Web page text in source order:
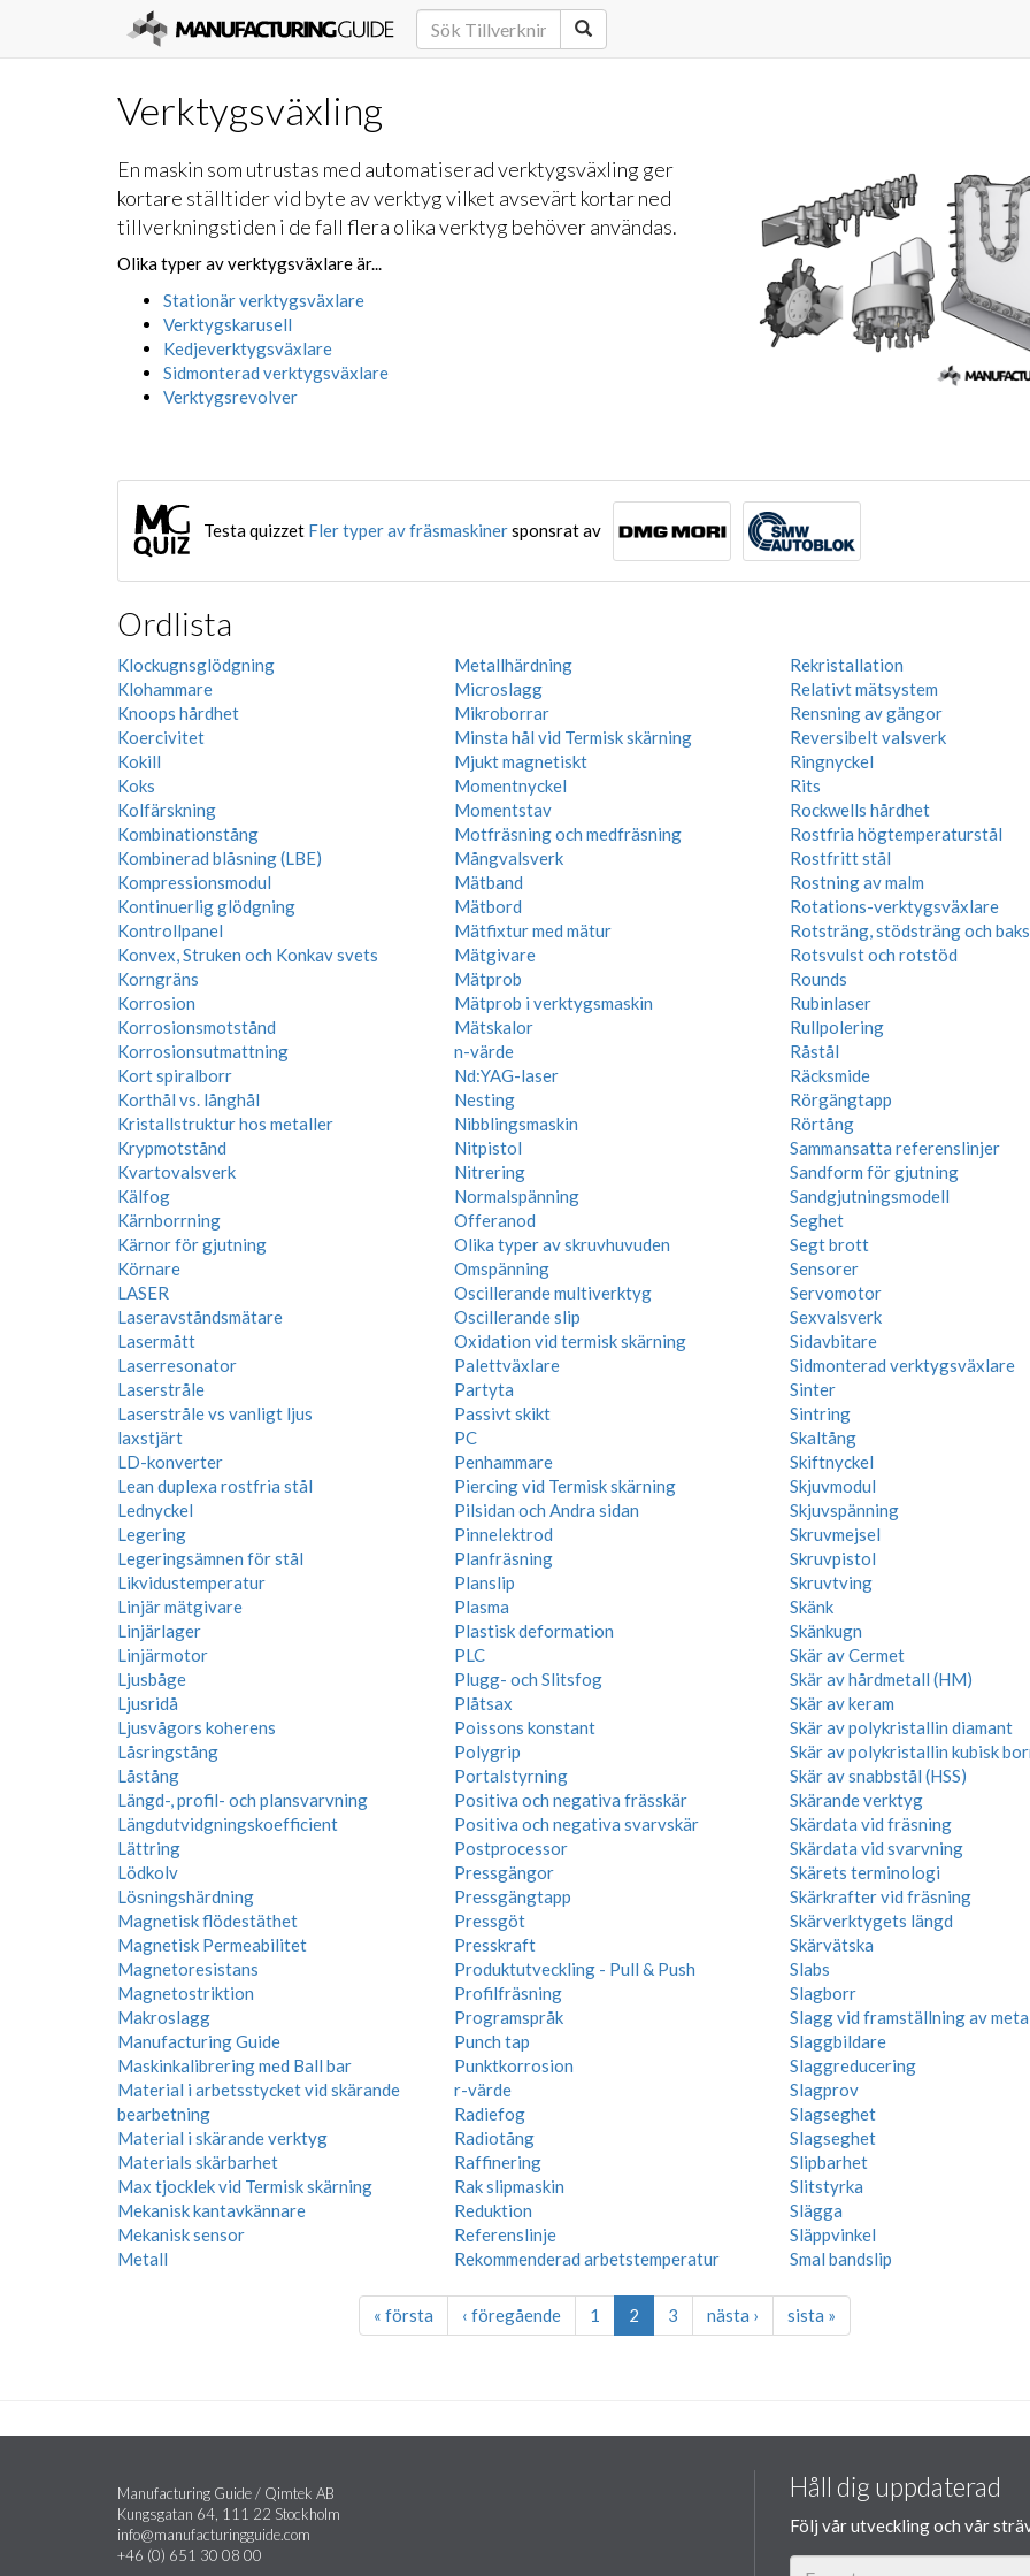
Verktygsväxling
En maskin som utrustas med automatiserad verktygsväxling ger
kortare ställtider vid byte av verktyg vilket avsevärt kortar ned
tillverkningstiden i de fall flera olika verktyg behöver användas.
Olika typer av verktygsväxlare är...
Stationär verktygsväxlare
Verktygskarusell
Kedjeverktygsväxlare
Sidmonterad verktygsväxlare
Verktygsrevolver
Testa quizzet Fler typer av fräsmaskinersponsrat av
Ordlista
Klockugnsglödgning
Klohammare
Knoops hårdhet
Koercivitet
Kokill
Koks
Kolfärskning
Kombinationstång
Kombinerad blåsning (LBE)
Kompressionsmodul
Kontinuerlig glödgning
Kontrollpanel
Konvex, Struken och Konkav svets
Korngräns
Korrosion
Korrosionsmotstånd
Korrosionsutmattning
Kort spiralborr
Korthål vs. långhål
Kristallstruktur hos metaller
Krypmotstånd
Kvartovalsverk
Kälfog
Kärnborrning
Kärnor för gjutning
Körnare
LASER
Laseravståndsmätare
Lasermått
Laserresonator
Laserstråle
Laserstråle vs vanligt ljus
laxstjärt
LD-konverter
Lean duplexa rostfria stål
Lednyckel
Legering
Legeringsämnen för stål
Likvidustemperatur
Linjär mätgivare
Linjärlager
Linjärmotor
Ljusbåge
Ljusridå
Ljusvågors koherens
Låsringstång
Låstång
Längd-, profil- och plansvarvning
Längdutvidgningskoefficient
Lättring
Lödkolv
Lösningshärdning
Magnetisk flödestäthet
Magnetisk Permeabilitet
Magnetoresistans
Magnetostriktion
Makroslagg
Manufacturing Guide
Maskinkalibrering med Ball bar
Material i arbetsstycket vid skärande
bearbetning
Material i skärande verktyg
Materials skärbarhet
Max tjocklek vid Termisk skärning
Mekanisk kantavkännare
Mekanisk sensor
Metall
Metallhärdning
Microslagg
Mikroborrar
Minsta hål vid Termisk skärning
Mjukt magnetiskt
Momentnyckel
Momentstav
Motfräsning och medfräsning
Mångvalsverk
Mätband
Mätbord
Mätfixtur med mätur
Mätgivare
Mätprob
Mätprob i verktygsmaskin
Mätskalor
n-värde
Nd:YAG-laser
Nesting
Nibblingsmaskin
Nitpistol
Nitrering
Normalspänning
Offeranod
Olika typer av skruvhuvuden
Omspänning
Oscillerande multiverktyg
Oscillerande slip
Oxidation vid termisk skärning
Palettväxlare
Partyta
Passivt skikt
PC
Penhammare
Piercing vid Termisk skärning
Pilsidan och Andra sidan
Pinnelektrod
Planfräsning
Planslip
Plasma
Plastisk deformation
PLC
Plugg- och Slitsfog
Plåtsax
Poissons konstant
Polygrip
Portalstyrning
Positiva och negativa frässkär
Positiva och negativa svarvskär
Postprocessor
Pressgängor
Pressgängtapp
Pressgöt
Presskraft
Produktutveckling - Pull & Push
Profilfräsning
Programspråk
Punch tap
Punktkorrosion
r-värde
Radiefog
Radiotång
Raffinering
Rak slipmaskin
Reduktion
Referenslinje
Rekommenderad arbetstemperatur
Rekristallation
Relativt mätsystem
Rensning av gängor
Reversibelt valsverk
Ringnyckel
Rits
Rockwells hårdhet
Rostfria högtemperaturstål
Rostfritt stål
Rostning av malm
Rotations-verktygsväxlare
Rotsträng, stödsträng och
Rotsvulst och rotstöd
Rounds
Rubinlaser
Rullpolering
Råstål
Räcksmide
Rörgängtapp
Rörtång
Sammansatta referenslinjer
Sandform för gjutning
Sandgjutningsmodell
Seghet
Segt brott
Sensorer
Servomotor
Sexvalsverk
Sidavbitare
Sidmonterad verktygsväxlare
Sinter
Sintring
Skaltång
Skiftnyckel
Skjuvmodul
Skjuvspänning
Skruvmejsel
Skruvpistol
Skruvtving
Skänk
Skänkugn
Skär av Cermet
Skär av hårdmetall (HM)
Skär av keram
Skär av polykristallin diamant
Skär av polykristallin kubisk
Skär av snabbstål (HSS)
Skärande verktyg
Skärdata vid fräsning
Skärdata vid svarvning
Skärets terminologi
Skärkrafter vid fräsning
Skärverktygets längd
Skärvätska
Slabs
Slagborr
Slagg vid framställning av
Slaggbildare
Slaggreducering
Slagprov
Slagseghet
Slagseghet
Slipbarhet
Slitstyrka
Slägga
Släppvinkel
Smal bandslip
« första ‹ föregående 1 2 3 nästa › sista »
Manufacturing Guide / Qimtek AB
Kungsgatan 64, 111 22 Stockholm
info@manufacturingguide.com
+46 (0) 651 30 08 00
Håll dig uppdaterad
Följ vår utveckling och vår